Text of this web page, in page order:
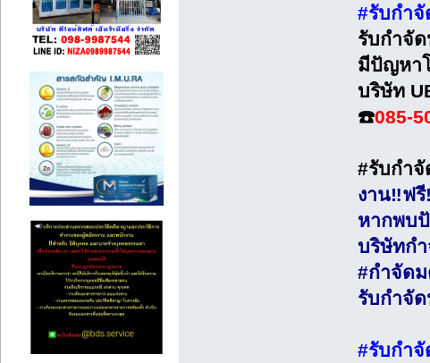
#รับกำจั
รับกำจั
มีปัญหา
บริษัท
☎️085-
#รับกำ
งาน‼️ฟ
หากพบ
บริษัทก
#กำจัด
รับกำจั
#รับกำ